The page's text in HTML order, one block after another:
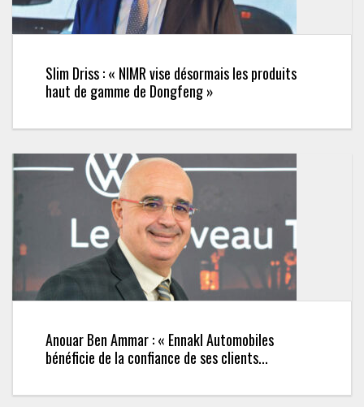
Slim Driss : « NIMR vise désormais les produits
haut de gamme de Dongfeng »
Anouar Ben Ammar : « Ennakl Automobiles
bénéficie de la confiance de ses clients...